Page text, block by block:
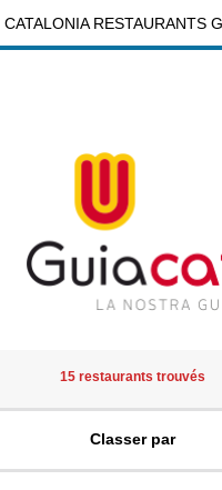
CATALONIA RESTAURANTS
15 restaurants trouvés
Classer par